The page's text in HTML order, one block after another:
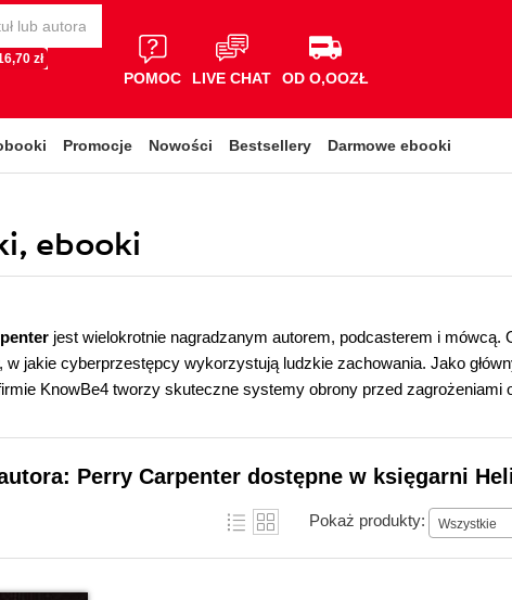
zł
POMOC LIVE CHAT OD O,OOZŁ
Promocje Nowości Bestsellery Darmowe ebooki
ebooki
jest wielokrotnie nagradzanym autorem, podcasterem i mówcą.
w jakie cyberprzestępcy wykorzystują ludzkie zachowania. Jako
KnowBe4 tworzy skuteczne systemy obrony przed zagrożeniami
Perry Carpenter dostępne w księgarni
Pokaż produkty: Wszystkie